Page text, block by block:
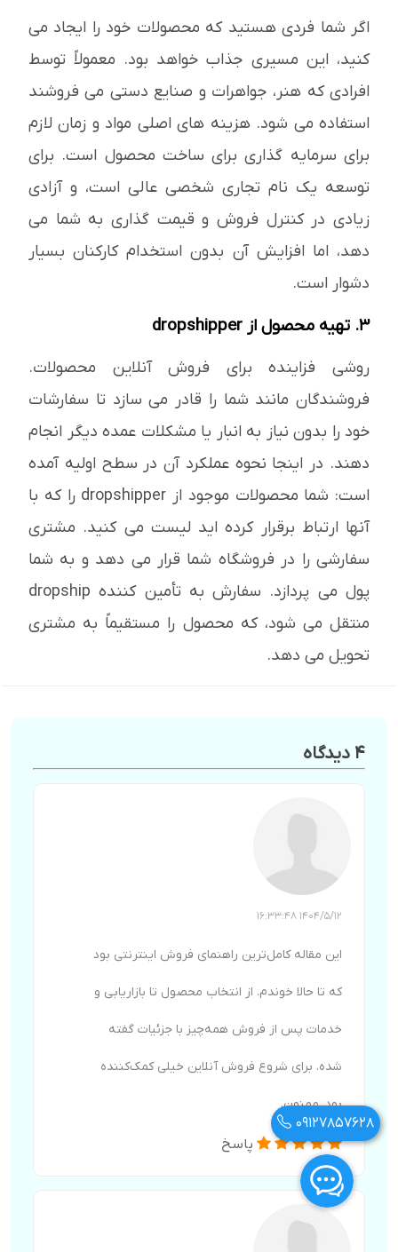
اگر شما فردی هستید که محصولات خود را ایجاد می
کنید، این مسیری جذاب خواهد بود. معمولاً توسط
افرادی که هنر، جواهرات و صنایع دستی می فروشند
استفاده می شود. هزینه های اصلی مواد و زمان لازم
برای سرمایه گذاری برای ساخت محصول است. برای
توسعه یک نام تجاری شخصی عالی است، و آزادی
زیادی در کنترل فروش و قیمت گذاری به شما می
دهد، اما افزایش آن بدون استخدام کارکنان بسیار
دشوار است.
3. تهیه محصول از dropshipper
روشی فزاینده برای فروش آنلاین محصولات.
فروشندگان مانند شما را قادر می سازد تا سفارشات
خود را بدون نیاز به انبار یا مشکلات عمده دیگر انجام
دهند. در اینجا نحوه عملکرد آن در سطح اولیه آمده
است: شما محصولات موجود از dropshipper را که با
آنها ارتباط برقرار کرده اید لیست می کنید. مشتری
سفارشی را در فروشگاه شما قرار می دهد و به شما
پول می پردازد. سفارش به تأمین کننده dropship
منتقل می شود، که محصول را مستقیماً به مشتری
تحویل می دهد.
4 دیدگاه
1404/5/12 16:33:48
این مقاله کامل‌ترین راهنمای فروش اینترنتی بود
که تا حالا خوندم. از انتخاب محصول تا بازاریابی و
خدمات پس از فروش همه‌چیز با جزئیات گفته
شده. برای شروع فروش آنلاین خیلی کمک‌کننده
بود. ممنون.
پاسخ
09127857628